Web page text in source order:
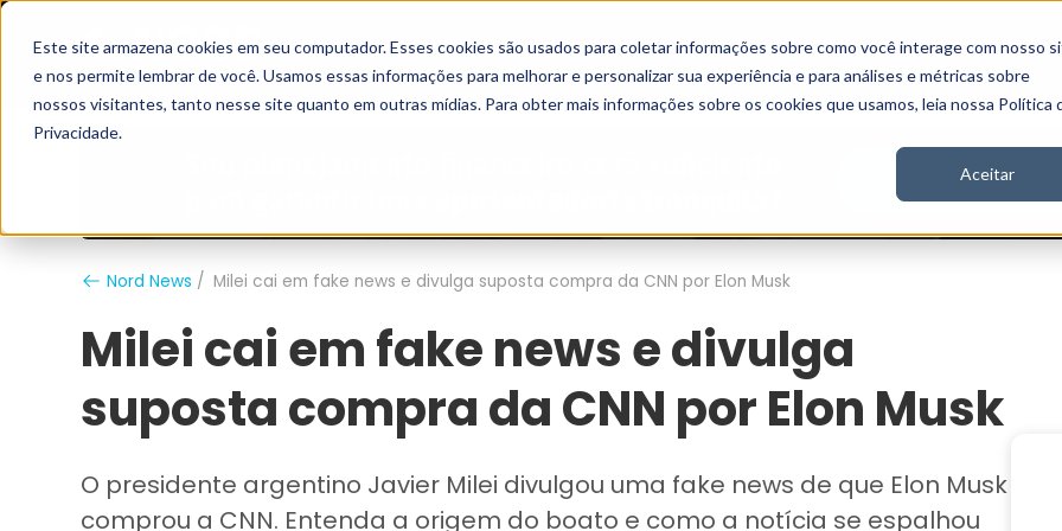
Este site armazena cookies em seu computador. Esses cookies são usados para coletar informações sobre como você interage com nosso
e nos permite lembrar de você. Usamos essas informações para melhorar e personalizar sua experiência e para análises e métricas sobre
nossos visitantes, tanto nesse site quanto em outras mídias. Para obter mais informações sobre os cookies que usamos, leia nossa Política
Privacidade.
Aceitar
Grupo Nord Analistas Vídeos Stories Inscreva-se
Nord News Milei cai em fake news e divulga suposta compra da CNN por Elon Musk
Milei cai em fake news e divulga
suposta compra da CNN por Elon Musk
O presidente argentino Javier Milei divulgou uma fake news de que Elon Musk
comprou a CNN. Entenda a origem do boato e como a notícia se espalhou